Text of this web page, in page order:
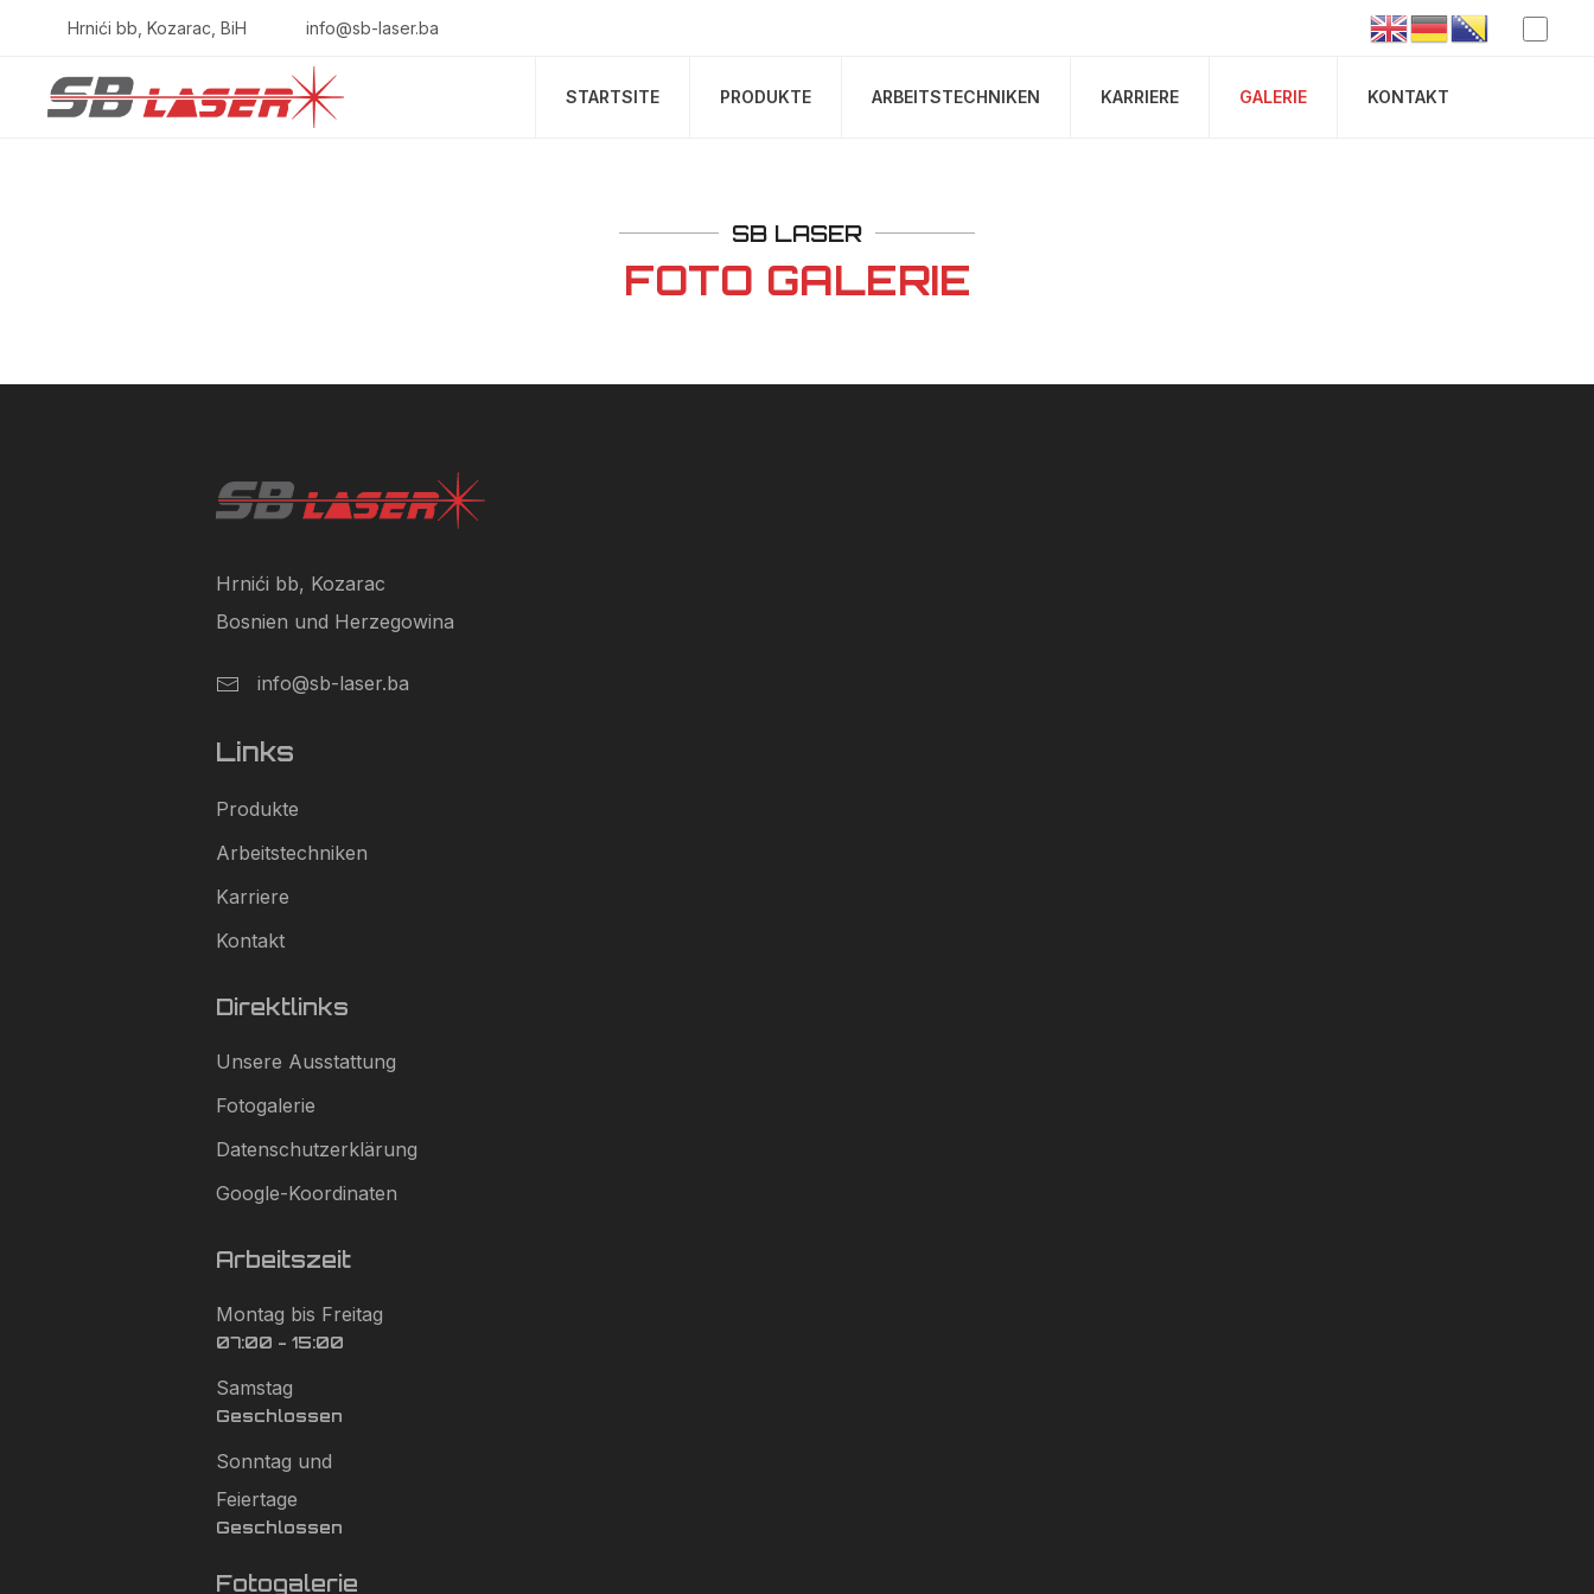
Hrnići bb, Kozarac, BiH info@sb-laser.ba
STARTSITE PRODUKTE ARBEITSTECHNIKEN KARRIERE GALERIE KONTAKT
SB LASER
FOTO GALERIE
Hrnići bb, Kozarac
Bosnien und Herzegowina
info@sb-laser.ba
Links
Produkte
Arbeitstechniken
Karriere
Kontakt
Direktlinks
Unsere Ausstattung
Fotogalerie
Datenschutzerklärung
Google-Koordinaten
Arbeitszeit
Montag bis Freitag
07:00 - 15:00
Samstag
Geschlossen
Sonntag und
Feiertage
Geschlossen
Fotogalerie